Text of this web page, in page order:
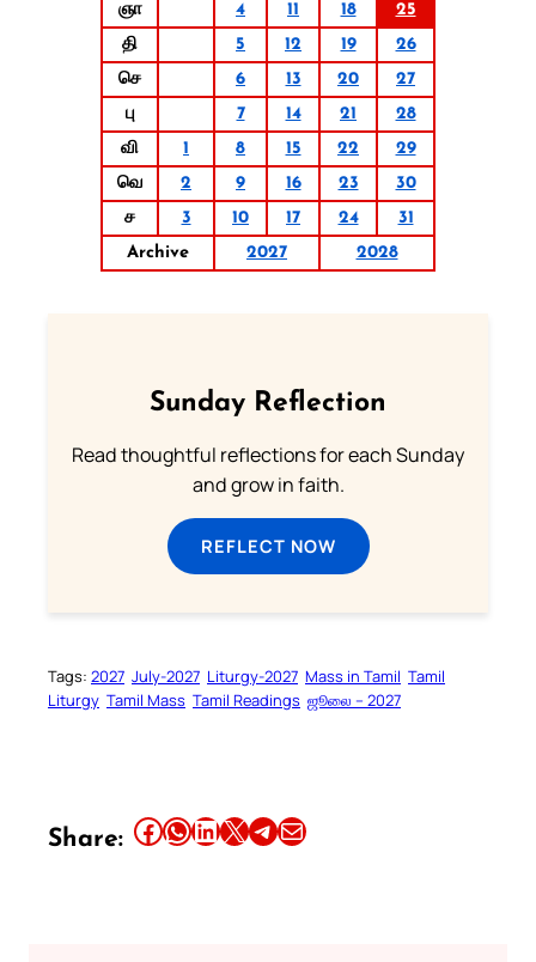
ஞா
4 11 18
25
தி
5 12 19
26
செ
6 13 20
27
பு
7 14 21
28
வி
1 8 15 22
29
வெ
2 9 16 23
30
ச
3 10 17 24
31
Archive
2027 2028
Sunday Reflection
Read thoughtful reflections for each Sunday
and grow in faith.
REFLECT NOW
Tags: 2027 July-2027 Liturgy-2027 Mass in Tamil Tamil
Liturgy Tamil Mass Tamil Readings ஜூலை – 2027
Share: Share this article on Facebook Share this article on WhatsApp Share this article on LinkedIn Share this article on X Share this article on TelegramEmail this Article